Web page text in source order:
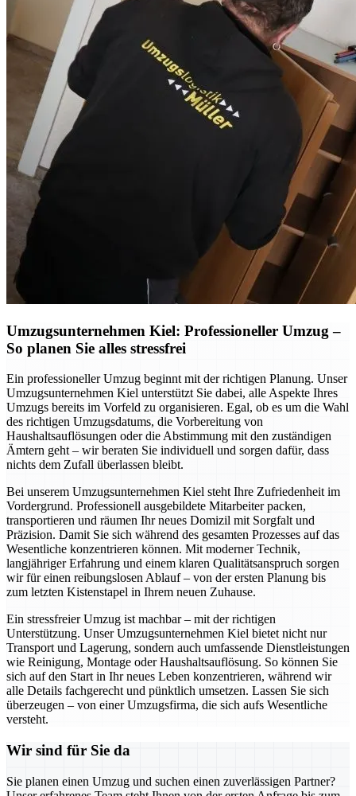
Umzugsunternehmen Kiel: Professioneller Umzug –
So planen Sie alles stressfrei
Ein professioneller Umzug beginnt mit der richtigen Planung. Unser
Umzugsunternehmen Kiel unterstützt Sie dabei, alle Aspekte Ihres
Umzugs bereits im Vorfeld zu organisieren. Egal, ob es um die Wahl
des richtigen Umzugsdatums, die Vorbereitung von
Haushaltsauflösungen oder die Abstimmung mit den zuständigen
Ämtern geht – wir beraten Sie individuell und sorgen dafür, dass
nichts dem Zufall überlassen bleibt.
Bei unserem Umzugsunternehmen Kiel steht Ihre Zufriedenheit im
Vordergrund. Professionell ausgebildete Mitarbeiter packen,
transportieren und räumen Ihr neues Domizil mit Sorgfalt und
Präzision. Damit Sie sich während des gesamten Prozesses auf das
Wesentliche konzentrieren können. Mit moderner Technik,
langjähriger Erfahrung und einem klaren Qualitätsanspruch sorgen
wir für einen reibungslosen Ablauf – von der ersten Planung bis
zum letzten Kistenstapel in Ihrem neuen Zuhause.
Ein stressfreier Umzug ist machbar – mit der richtigen
Unterstützung. Unser Umzugsunternehmen Kiel bietet nicht nur
Transport und Lagerung, sondern auch umfassende Dienstleistungen
wie Reinigung, Montage oder Haushaltsauflösung. So können Sie
sich auf den Start in Ihr neues Leben konzentrieren, während wir
alle Details fachgerecht und pünktlich umsetzen. Lassen Sie sich
überzeugen – von einer Umzugsfirma, die sich aufs Wesentliche
versteht.
Wir sind für Sie da
Sie planen einen Umzug und suchen einen zuverlässigen Partner?